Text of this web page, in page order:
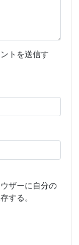
トを送信す
ザーに自分の
する。